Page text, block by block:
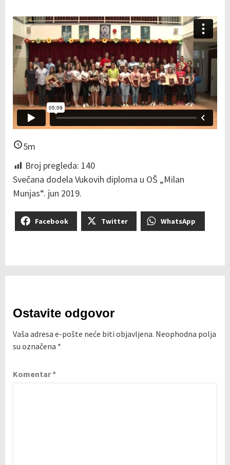
5m
Broj pregleda: 140
Svečana dodela Vukovih diploma u OŠ „Milan
Munjas“. jun 2019.
Facebook Twitter WhatsApp
Ostavite odgovor
Vaša adresa e-pošte neće biti objavljena. Neophodna polja
su označena *
Komentar*